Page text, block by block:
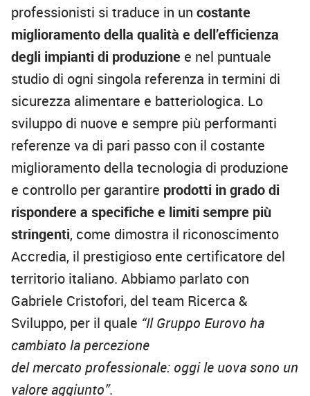
professionisti si traduce in un costante
miglioramento della qualità e dell’efficienza
degli impianti di produzione e nel puntuale
studio di ogni singola referenza in termini di
sicurezza alimentare e batteriologica. Lo
sviluppo di nuove e sempre più performanti
referenze va di pari passo con il costante
miglioramento della tecnologia di produzione
e controllo per garantire prodotti in grado di
rispondere a specifiche e limiti sempre più
stringenti, come dimostra il riconoscimento
Accredia, il prestigioso ente certificatore del
territorio italiano. Abbiamo parlato con
Gabriele Cristofori, del team Ricerca &
Sviluppo, per il quale “Il Gruppo Eurovo ha
cambiato la percezione
del mercato professionale: oggi le uova sono un
valore aggiunto”.